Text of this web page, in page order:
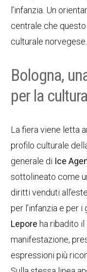
l’infanzia. Un
centrale che
culturale norvegese.
Bologna,
per la cultura
La fiera viene letta
profilo culturale
generale di Ice
sottolineato come
diritti venduti
per l’infanzia e per
Lepore ha ribadito
manifestazione,
espressioni più